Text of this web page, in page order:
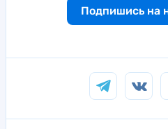
Подпишись на